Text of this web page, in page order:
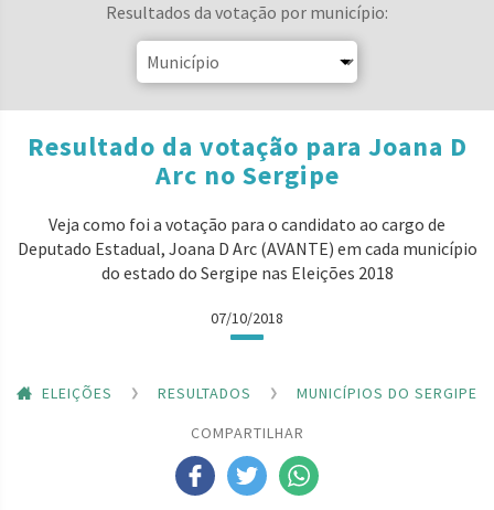
Resultados da votação por município:
Resultado da votação para Joana D
Arc no Sergipe
Veja como foi a votação para o candidato ao cargo de
Deputado Estadual, Joana D Arc (AVANTE) em cada município
do estado do Sergipe nas Eleições 2018
07/10/2018
ELEIÇÕES RESULTADOS
MUNICÍPIOS DO SERGIPE
COMPARTILHAR